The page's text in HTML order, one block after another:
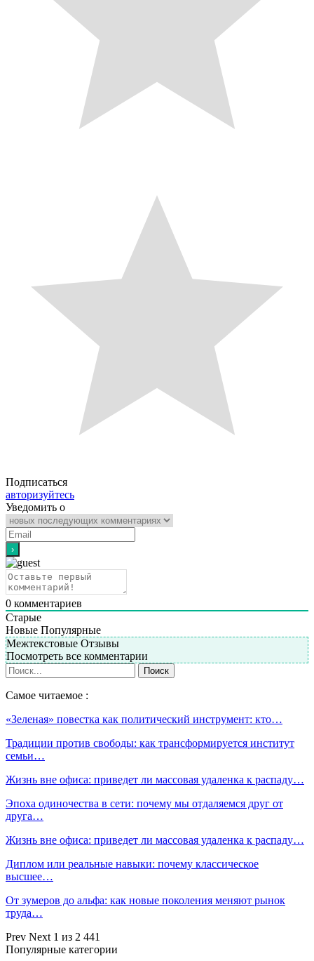
Подписаться
авторизуйтесь
Уведомить о
0 комментариев
Старые
Новые Популярные
Межтекстовые Отзывы
Посмотреть все комментарии
Самое читаемое :
«Зеленая» повестка как политический инструмент: кто…
Традиции против свободы: как трансформируется институт
семьи…
Жизнь вне офиса: приведет ли массовая удаленка к распаду…
Эпоха одиночества в сети: почему мы отдаляемся друг от
друга…
Жизнь вне офиса: приведет ли массовая удаленка к распаду…
Диплом или реальные навыки: почему классическое
высшее…
От зумеров до альфа: как новые поколения меняют рынок
труда…
Prev Next 1 из 2 441
Популярные категории